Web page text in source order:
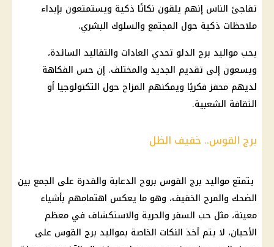
تفاجئ الناس إنهم يلقون نكاتًا ذكية ويستمتعون بإبداء
ملاحظات ذكية حول المجتمع والسلوك البشري.
يحب مواليد برج الدلو تحدي العادات والتقاليد السائدة،
ويسعون إلى تقديم الجديد والمختلف. إن حس الفكاهة
لديهم محفز فكريًا ويمكنهم المزاح حول التكنولوجيا أو
الثقافة الشعبية.
برج القوس.. خفيف الظل
يتمتع مواليد برج القوس بروح الدعابة والقدرة على الجمع بين
الضحك والمرح الخفيف، وهو ما يعكس اهتمامهم بأشياء
معينة، مثل حب السفر والحرية والاستكشاف في معظم
الأحيان، لا يتم أخذ النكات الخاصة بمواليد برج القوس على